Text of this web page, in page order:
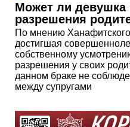
Может ли девушка
разрешения
По мнению
достигшая
собственному
разрешения у своих
данном браке не
между супругами